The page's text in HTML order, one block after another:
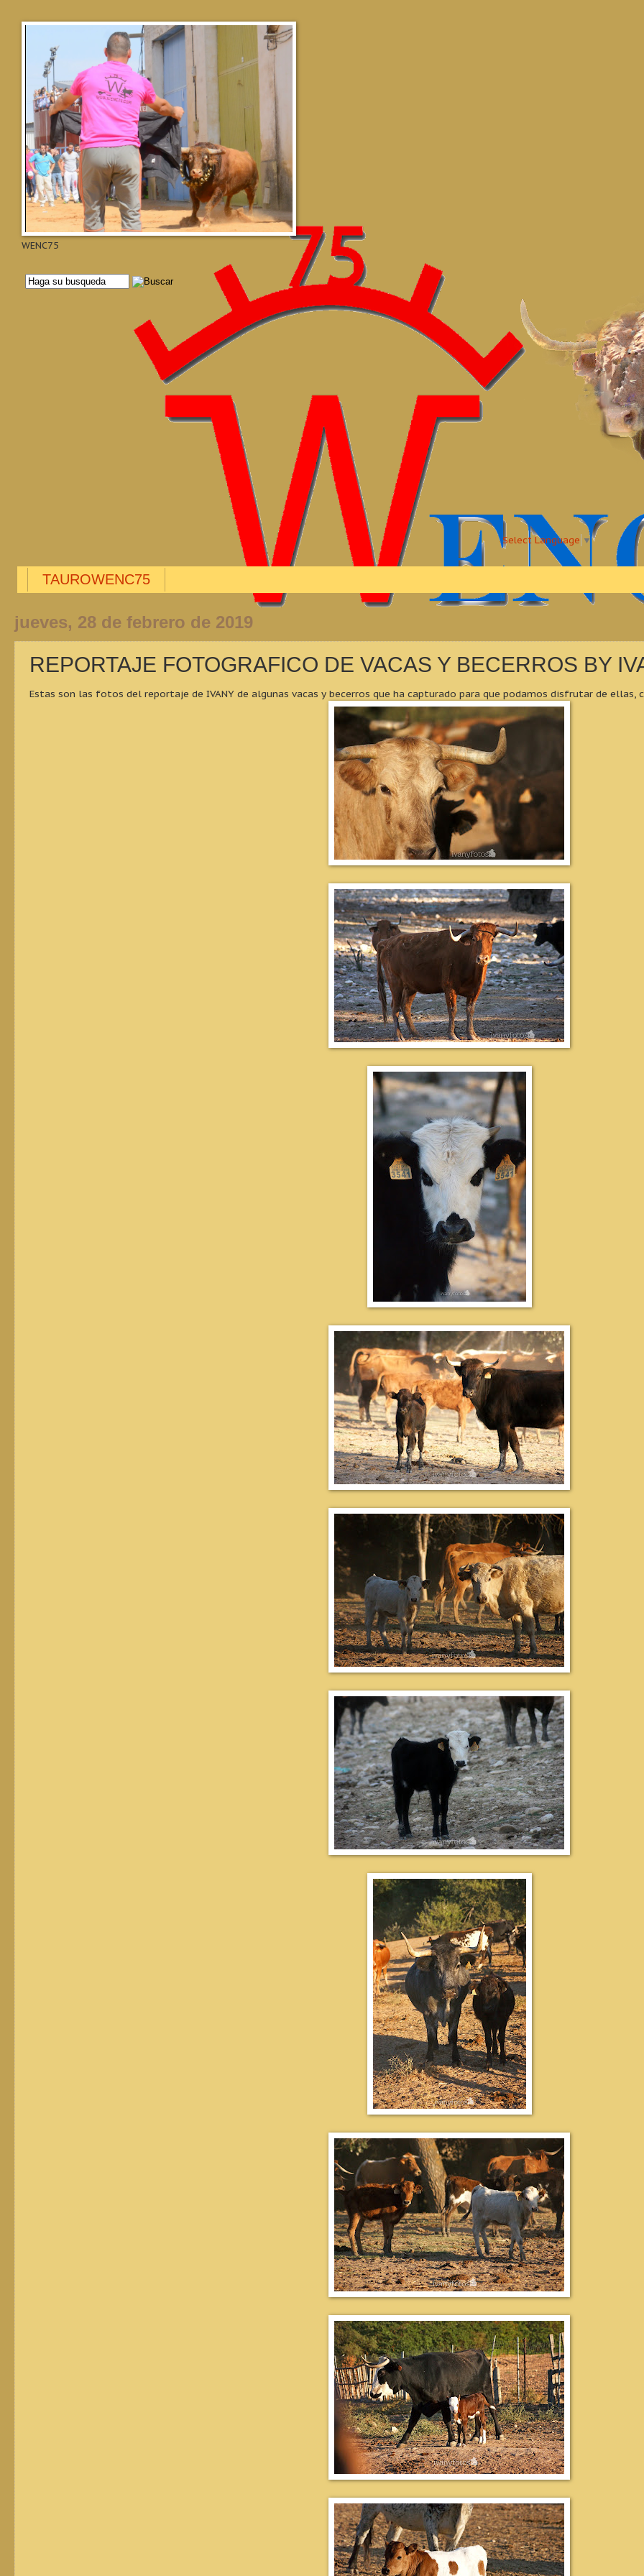
WENC75
Select Language ▼
TAUROWENC75
jueves, 28 de febrero de 2019
REPORTAJE FOTOGRAFICO DE VACAS Y BECERROS BY
Estas son las fotos del reportaje de IVANY de algunas vacas y becerros que ha capturado para que podamos disfrutar de ellas,